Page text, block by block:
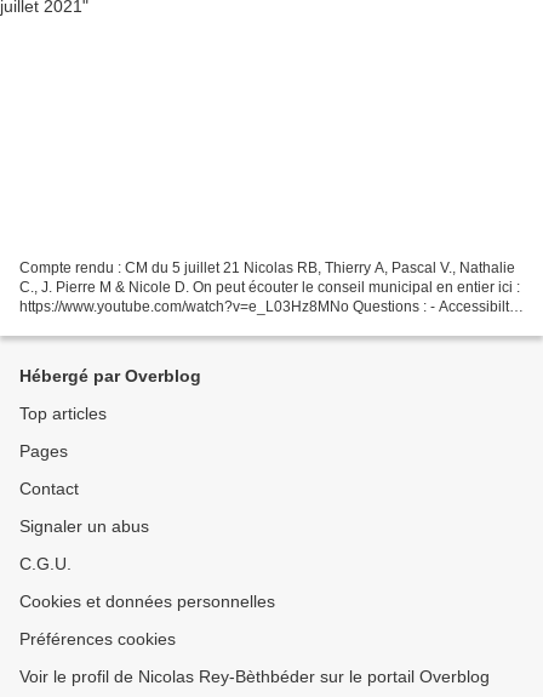
Compte rendu : CM du 5 juillet 21 Nicolas RB, Thierry A, Pascal V., Nathalie
C., J. Pierre M & Nicole D. On peut écouter le conseil municipal en entier ici :
https://www.youtube.com/watch?v=e_L03Hz8MNo Questions : - Accessibilté
Hébergé par Overblog
Top articles
Pages
Contact
Signaler un abus
C.G.U.
Cookies et données personnelles
Préférences cookies
Voir le profil de Nicolas Rey-Bèthbéder sur le portail Overblog